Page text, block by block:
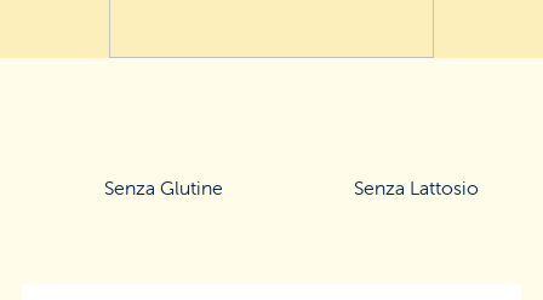
Senza Glutine Senza Lattosio